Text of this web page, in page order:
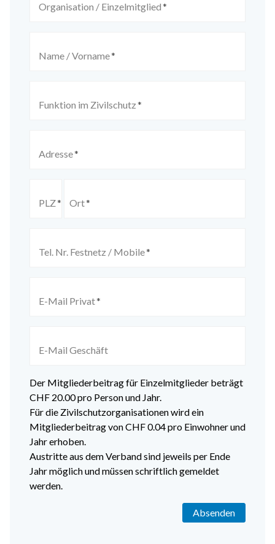
Organisation / Einzelmitglied*
Name / Vorname*
Funktion im Zivilschutz*
Adresse*
PLZ* Ort*
Tel. Nr. Festnetz / Mobile*
E-Mail Privat*
E-Mail Geschäft
Der Mitgliederbeitrag für Einzelmitglieder beträgt
CHF 20.00 pro Person und Jahr.
Für die Zivilschutzorganisationen wird ein
Mitgliederbeitrag von CHF 0.04 pro Einwohner und
Jahr erhoben.
Austritte aus dem Verband sind jeweils per Ende
Jahr möglich und müssen schriftlich gemeldet
werden.
Absenden